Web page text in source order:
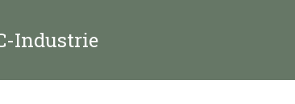
Industrie